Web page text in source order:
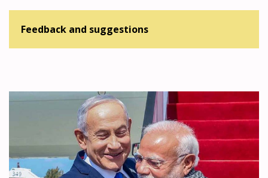
Feedback and suggestions